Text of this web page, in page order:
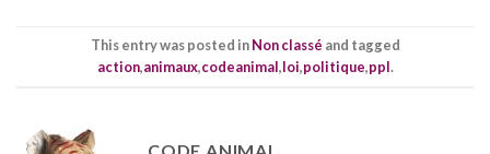
This entry was posted inNon classé and tagged
action,animaux,codeanimal,loi,politique,ppl.